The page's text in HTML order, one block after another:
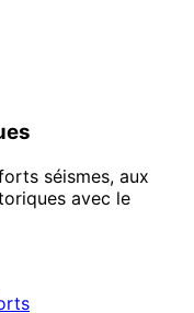
séismes, aux
avec le